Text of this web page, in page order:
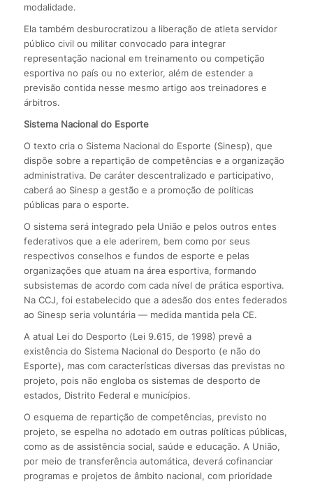
modalidade.
Ela também desburocratizou a liberação de atleta servidor
público civil ou militar convocado para integrar
representação nacional em treinamento ou competição
esportiva no país ou no exterior, além de estender a
previsão contida nesse mesmo artigo aos treinadores e
árbitros.
Sistema Nacional do Esporte
O texto cria o Sistema Nacional do Esporte (Sinesp), que
dispõe sobre a repartição de competências e a organização
administrativa. De caráter descentralizado e participativo,
caberá ao Sinesp a gestão e a promoção de políticas
públicas para o esporte.
O sistema será integrado pela União e pelos outros entes
federativos que a ele aderirem, bem como por seus
respectivos conselhos e fundos de esporte e pelas
organizações que atuam na área esportiva, formando
subsistemas de acordo com cada nível de prática esportiva.
Na CCJ, foi estabelecido que a adesão dos entes federados
ao Sinesp seria voluntária — medida mantida pela CE.
A atual Lei do Desporto (Lei 9.615, de 1998) prevê a
existência do Sistema Nacional do Desporto (e não do
Esporte), mas com características diversas das previstas no
projeto, pois não engloba os sistemas de desporto de
estados, Distrito Federal e municípios.
O esquema de repartição de competências, previsto no
projeto, se espelha no adotado em outras políticas públicas,
como as de assistência social, saúde e educação. A União,
por meio de transferência automática, deverá cofinanciar
programas e projetos de âmbito nacional, com prioridade